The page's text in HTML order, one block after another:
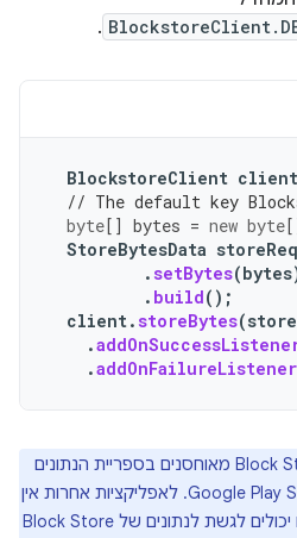
.
BlockstoreClient client
// The default key
byte[] bytes = new byte
StoreBytesData
.setBytes(bytes
. build();
client.storeBytes(
.
.addOnFailureListener
במכשיר, נתוני Block Store מאוחסנים בספריית הנתונים
הפרטיים המקומית של Google Play Services. לאפליקציות אחרות אין
גישה ישירה לקובץ הנתונים. הם יכולים לגשת לנתונים של Block Store